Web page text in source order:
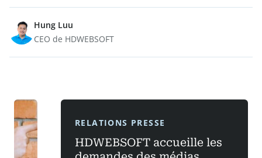
Hung Luu
CEO de HDWEBSOFT
RELATIONS PRESSE
HDWEBSOFT accueille les